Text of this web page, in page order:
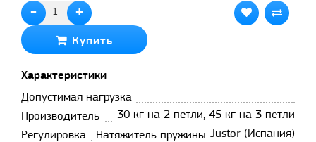
- +
Купить
Характеристики
Допустимая нагрузка
30 кг на 2 петли, 45 кг на 3 петли
Производитель
Justor (Испания)
Регулировка
Натяжитель пружины